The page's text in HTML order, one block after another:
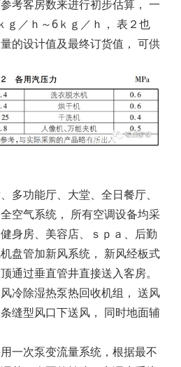
考客房数来进行初步估算， 一
ｇ／ｈ～6ｋｇ／ｈ， 表２也
的设计值及最终订货值， 可供
多功能厅、大堂、全日餐厅、
空气系统， 所有空调设备均采
身房、美容店、ｓｐａ、后勤
盘管加新风系统， 新风经板式
通过垂直管井直接送入客房。
冷除湿热泵热回收机组， 送风
缝型风口下送风， 同时地面辅
一次泵变流量系统，根据最不